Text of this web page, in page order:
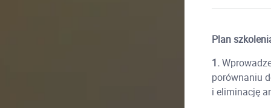
Plan
1.
porównaniu
i eliminację